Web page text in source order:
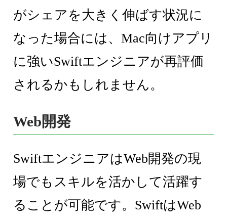
がシェアを大きく伸ばす状況に
なった場合には、Mac向けアプリ
に強いSwiftエンジニアが再評価
されるかもしれません。
Web開発
SwiftエンジニアはWeb開発の現
場でもスキルを活かして活躍す
ることが可能です。SwiftはWeb